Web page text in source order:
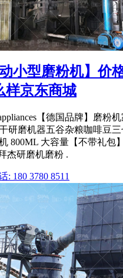
动小型磨粉机】价
样京东商城
【德国品牌】磨粉
研磨机器五谷杂粮咖啡豆
800ML 大容量【不带礼包
杰研磨机磨粉 .
: 180 3780 8511